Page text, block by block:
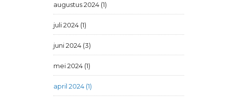
augustus 2024 (1)
juli 2024 (1)
juni 2024 (3)
mei 2024 (1)
april 2024 (1)